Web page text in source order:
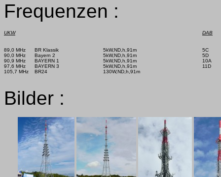
Frequenzen :
UKW
89,0 MHz      BR Klassik
90,0 MHz      Bayern 2
90,9 MHz      BAYERN 1
97,6 MHz      BAYERN 3
105,7 MHz    BR24
5kW,ND,h,91m
5kW,ND,h,91m
5kW,ND,h,91m
5kW,ND,h,91m
130W,ND,h,91m
DAB
5C
5D
10A
11D
Bilder :